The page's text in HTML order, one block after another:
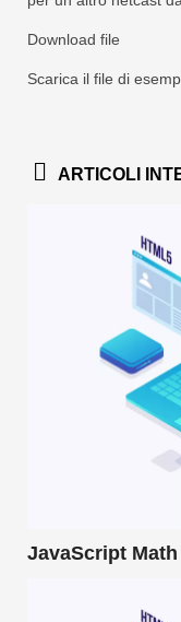
Download file
Scarica il file di
ARTICOLI
JavaScript